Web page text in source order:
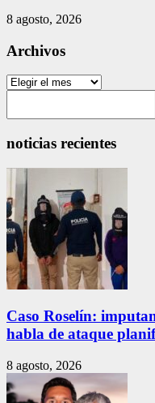
8 agosto, 2026
Archivos
Archivos
noticias recientes
Caso Roselín:
habla de ataque
8 agosto, 2026